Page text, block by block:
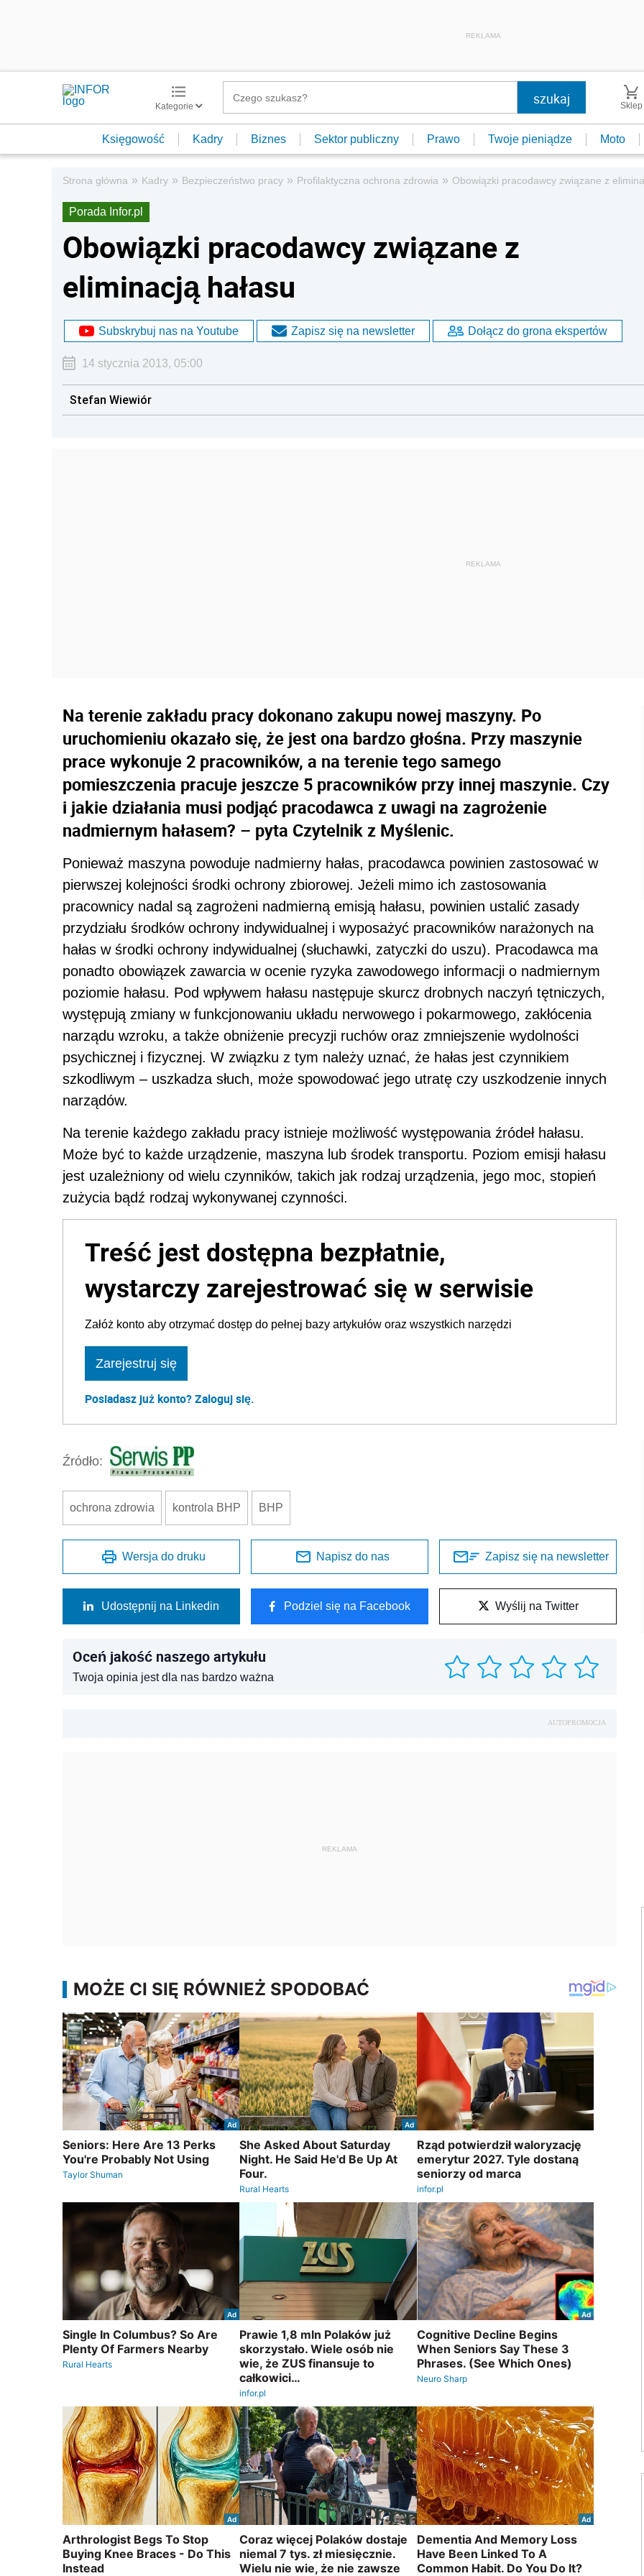
REKLAMA
Kategorie Sklep
Księgowość Kadry Biznes Sektor publiczny Prawo Twoje pieniądze Moto
Strona główna » Kadry » Bezpieczeństwo pracy » Profilaktyczna ochrona zdrowia » Obowiązki pracodawcy związane z
Porada Infor.pl
Obowiązki pracodawcy związane z
eliminacją hałasu
Subskrybuj nas na Youtube Zapisz się na newsletter Dołącz do grona ekspertów
14 stycznia 2013, 05:00
Stefan Wiewiór
Na terenie zakładu pracy dokonano zakupu nowej maszyny. Po
uruchomieniu okazało się, że jest ona bardzo głośna. Przy maszynie
prace wykonuje 2 pracowników, a na terenie tego samego
pomieszczenia pracuje jeszcze 5 pracowników przy innej maszynie. Czy
i jakie działania musi podjąć pracodawca z uwagi na zagrożenie
nadmiernym hałasem? – pyta Czytelnik z Myślenic.
Ponieważ maszyna powoduje nadmierny hałas, pracodawca powinien zastosować w
pierwszej kolejności środki ochrony zbiorowej. Jeżeli mimo ich zastosowania
pracownicy nadal są zagrożeni nadmierną emisją hałasu, powinien ustalić zasady
przydziału środków ochrony indywidualnej i wyposażyć pracowników narażonych na
hałas w środki ochrony indywidualnej (słuchawki, zatyczki do uszu). Pracodawca ma
ponadto obowiązek zawarcia w ocenie ryzyka zawodowego informacji o nadmiernym
poziomie hałasu. Pod wpływem hałasu następuje skurcz drobnych naczyń tętniczych,
występują zmiany w funkcjonowaniu układu nerwowego i pokarmowego, zakłócenia
narządu wzroku, a także obniżenie precyzji ruchów oraz zmniejszenie wydolności
psychicznej i fizycznej. W związku z tym należy uznać, że hałas jest czynnikiem
szkodliwym – uszkadza słuch, może spowodować jego utratę czy uszkodzenie innych
narządów.
Na terenie każdego zakładu pracy istnieje możliwość występowania źródeł hałasu.
Może być to każde urządzenie, maszyna lub środek transportu. Poziom emisji hałasu
jest uzależniony od wielu czynników, takich jak rodzaj urządzenia, jego moc, stopień
zużycia bądź rodzaj wykonywanej czynności.
Treść jest dostępna bezpłatnie,
wystarczy zarejestrować się w serwisie
Załóż konto aby otrzymać dostęp do pełnej bazy artykułów oraz wszystkich narzędzi
Zarejestruj się
Posiadasz już konto? Zaloguj się.
Źródło:
ochrona zdrowia kontrola BHP BHP
Wersja do druku Napisz do nas Zapisz się na newsletter
Udostępnij na Linkedin Podziel się na Facebook Wyślij na Twitter
Oceń jakość naszego artykułu
Twoja opinia jest dla nas bardzo ważna
AUTOPROMOCJA
REKLAMA